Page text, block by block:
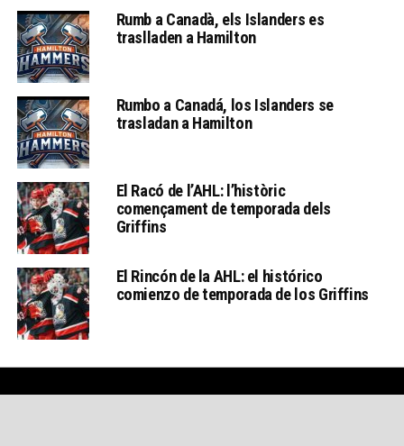
Rumb a Canadà, els Islanders es
traslladen a Hamilton
Rumbo a Canadá, los Islanders se
trasladan a Hamilton
El Racó de l’AHL: l’històric
començament de temporada dels
Griffins
El Rincón de la AHL: el histórico
comienzo de temporada de los Griffins